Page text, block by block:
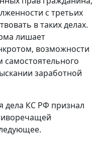
с третьих
в таких делах.
лишает
возможности
заработной
дела КС РФ признал